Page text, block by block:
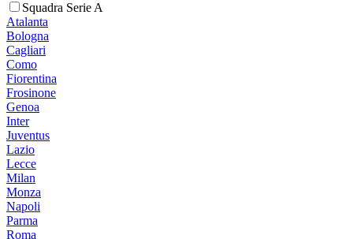
Squadra Serie A
Atalanta
Bologna
Cagliari
Como
Fiorentina
Frosinone
Genoa
Inter
Juventus
Lazio
Lecce
Milan
Monza
Napoli
Parma
Roma